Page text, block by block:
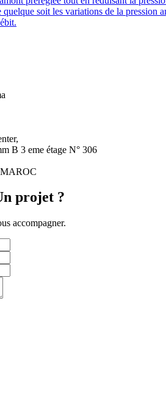
quelque soit les variations de la pression
B 3 eme étage N° 306
projet ?
accompagner.